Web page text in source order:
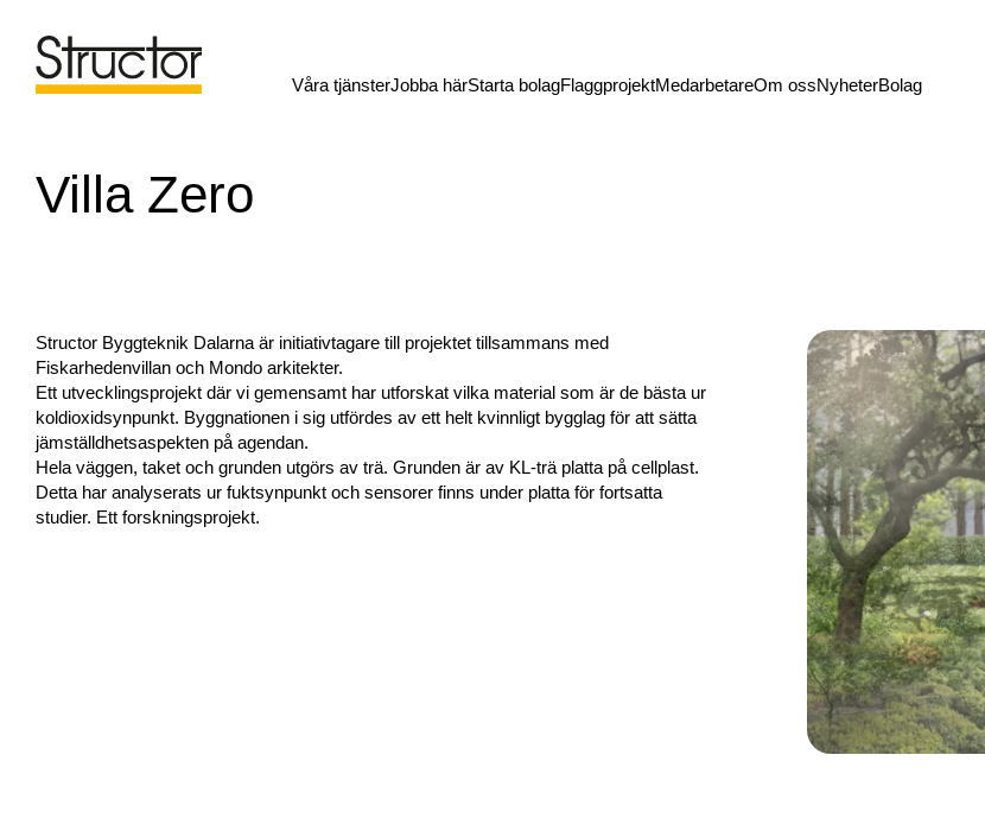
Våra tjänsterJobba härStarta bolagFlaggprojektMedarbetareOm ossNyheterBolag
Villa Zero
Structor Byggteknik Dalarna är initiativtagare till projektet tillsammans med
Fiskarhedenvillan och Mondo arkitekter.
Ett utvecklingsprojekt där vi gemensamt har utforskat vilka material som är de bästa ur
koldioxidsynpunkt. Byggnationen i sig utfördes av ett helt kvinnligt bygglag för att sätta
jämställdhetsaspekten på agendan.
Hela väggen, taket och grunden utgörs av trä. Grunden är av KL-trä platta på cellplast.
Detta har analyserats ur fuktsynpunkt och sensorer finns under platta för fortsatta
studier. Ett forskningsprojekt.